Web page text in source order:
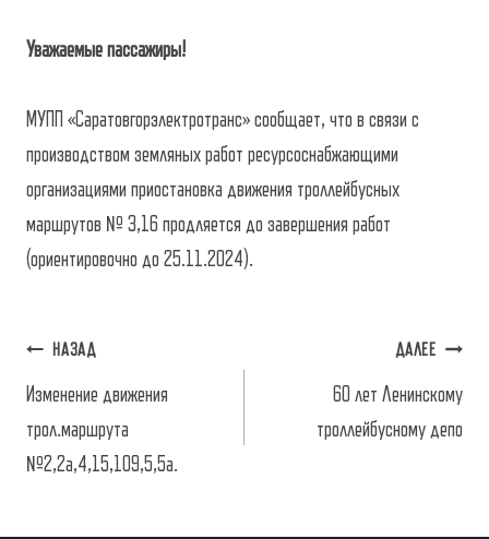
Уважаемые пассажиры!
МУПП «Саратовгорэлектротранс» сообщает, что в связи с
производством земляных работ ресурсоснабжающими
организациями приостановка движения троллейбусных
маршрутов № 3,16 продляется до завершения работ
(ориентировочно до 25.11.2024).
Навигация
по
записям
НАЗАД
Изменение движения
трол.маршрута
№2,2а,4,15,109,5,5а.
ДАЛЕЕ
60 лет Ленинскому
троллейбусному депо